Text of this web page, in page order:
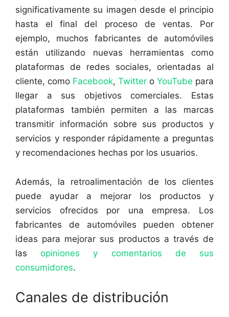
significativamente su imagen desde el principio
hasta el final del proceso de ventas. Por
ejemplo, muchos fabricantes de automóviles
están utilizando nuevas herramientas como
plataformas de redes sociales, orientadas al
cliente, como Facebook, Twitter o YouTube para
llegar a sus objetivos comerciales. Estas
plataformas también permiten a las marcas
transmitir información sobre sus productos y
servicios y responder rápidamente a preguntas
y recomendaciones hechas por los usuarios.
Además, la retroalimentación de los clientes
puede ayudar a mejorar los productos y
servicios ofrecidos por una empresa. Los
fabricantes de automóviles pueden obtener
ideas para mejorar sus productos a través de
lasopiniones y comentarios de sus
consumidores.
Canales de distribución